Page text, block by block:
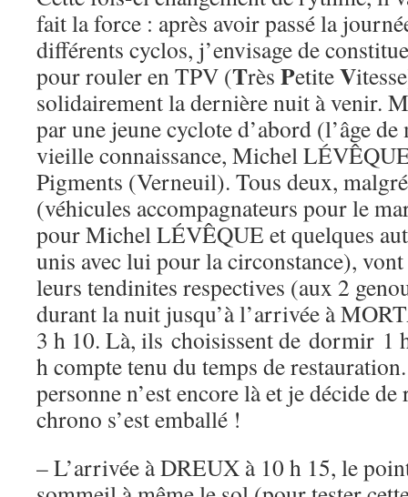
fait la force : après avoir passé la
différents cyclos, j’envisage de
pour rouler en TPV (Très PetiteV
solidairement la dernière nuit à venir.
par une jeune cyclote d’abord (l’âge
vieille connaissance, Michel
Pigments (Verneuil). Tous deux,
(véhicules accompagnateurs pour le
pour Michel LÉVÊQUE et quelques
unis avec lui pour la circonstance), vont
leurs tendinites respectives (aux 2
durant la nuit jusqu’à l’arrivée à
3 h 10. Là, ils choisissent de dormir 1
h compte tenu du temps de restauration.
personne n’est encore là et je décide
chrono s’est emballé !
– L’arrivée à DREUX à 10 h 15, le